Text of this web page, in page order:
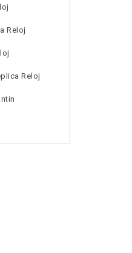
Reloj
Reloj